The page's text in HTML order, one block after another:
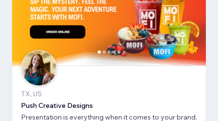
TX, US
Push Creative Designs
Presentation is everything when it comes to your brand.